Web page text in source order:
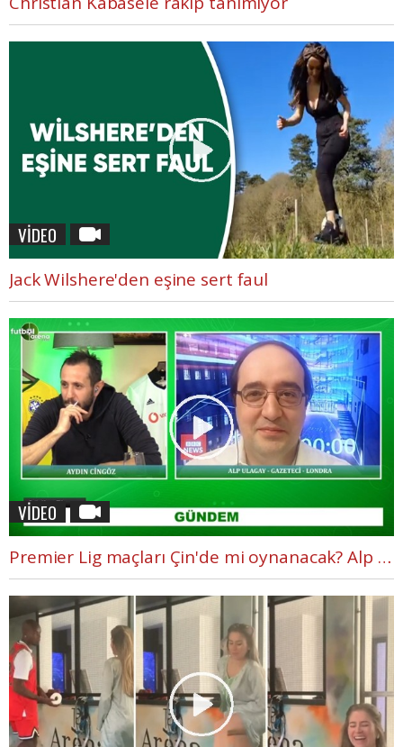
VİDEO
Jack Wilshere'den eşine sert faul
VİDEO
Premier Lig maçları Çin'de mi oynanacak? Alp Ulagay aktardı